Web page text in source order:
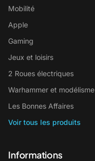
Mobilité
Apple
Gaming
Jeux et loisirs
2 Roues électriques
Warhammer et modélisme
Les Bonnes Affaires
Voir tous les produits
Informations